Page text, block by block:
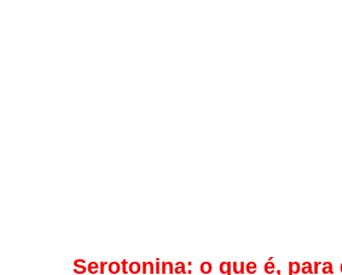
Serotonina: o que é, para